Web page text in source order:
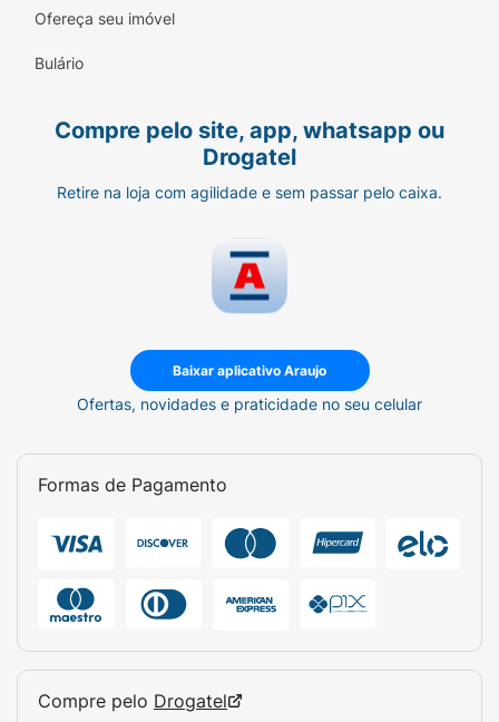
Ofereça seu imóvel
Bulário
Compre pelo site, app, whatsapp ou
Drogatel
Retire na loja com agilidade e sem passar pelo caixa.
Baixar aplicativo Araujo
Ofertas, novidades e praticidade no seu celular
Formas de Pagamento
Compre pelo Drogatel